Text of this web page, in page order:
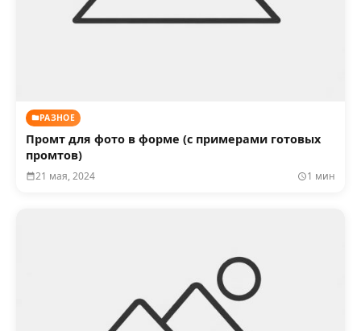
РАЗНОЕ
Промт для фото в форме (с примерами готовых
промтов)
21 мая, 2024 1 мин